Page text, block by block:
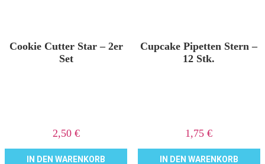
Cookie Cutter Star – 2er
Set
2,50 €
IN DEN WARENKORB
Cupcake Pipetten Stern –
12 Stk.
1,75€
IN DEN WARENKORB